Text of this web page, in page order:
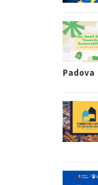
Padova